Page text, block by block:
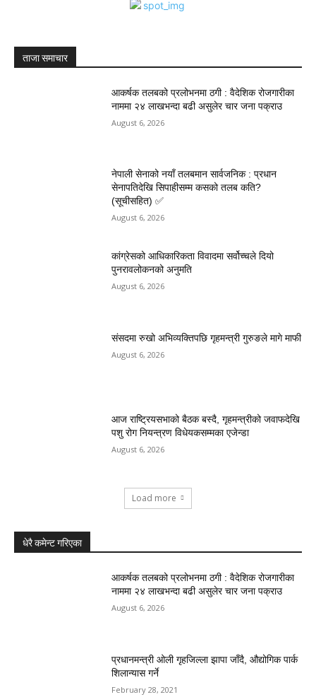
ताजा समाचार
आकर्षक तलबको प्रलोभनमा ठगी : वैदेशिक रोजगारीका
नाममा २४ लाखभन्दा बढी असुलेर चार जना पक्राउ
August 6, 2026
नेपाली सेनाको नयाँ तलबमान सार्वजनिक : प्रधान
सेनापतिदेखि सिपाहीसम्म कसको तलब कति?
(सूचीसहित) ✅
August 6, 2026
कांग्रेसको आधिकारिकता विवादमा सर्वोच्चले दियो
पुनरावलोकनको अनुमति
August 6, 2026
संसदमा रुखो अभिव्यक्तिपछि गृहमन्त्री गुरुङले मागे माफी
August 6, 2026
आज राष्ट्रियसभाको बैठक बस्दै, गृहमन्त्रीको जवाफदेखि
पशु रोग नियन्त्रण विधेयकसम्मका एजेन्डा
August 6, 2026
Load more
धेरै कमेन्ट गरिएका
आकर्षक तलबको प्रलोभनमा ठगी : वैदेशिक रोजगारीका
नाममा २४ लाखभन्दा बढी असुलेर चार जना पक्राउ
August 6, 2026
प्रधानमन्त्री ओली गृहजिल्ला झापा जाँदै, औद्योगिक पार्क
शिलान्यास गर्ने
February 28, 2021